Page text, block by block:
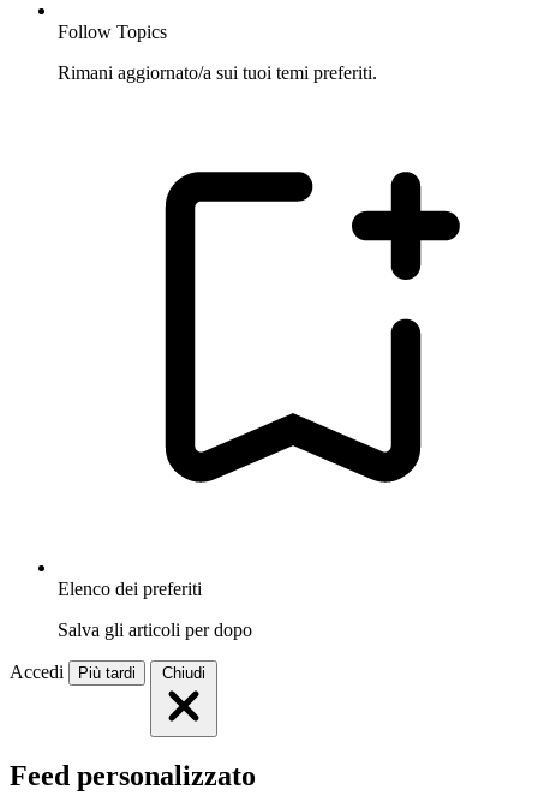
Follow Topics
Rimani aggiornato/a sui tuoi temi preferiti.
Elenco dei preferiti
Salva gli articoli per dopo
Accedi Più tardi Chiudi
Feed personalizzato